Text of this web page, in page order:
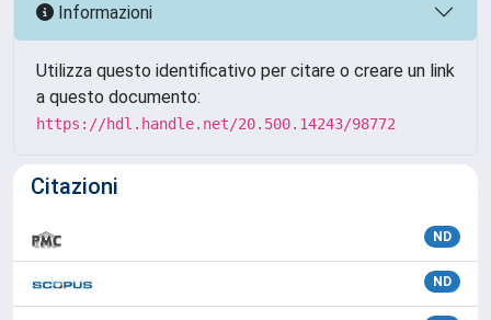
Informazioni
Utilizza questo identificativo per citare o creare un link
a questo documento:
https://hdl.handle.net/20.500.14243/98772
Citazioni
ND
ND